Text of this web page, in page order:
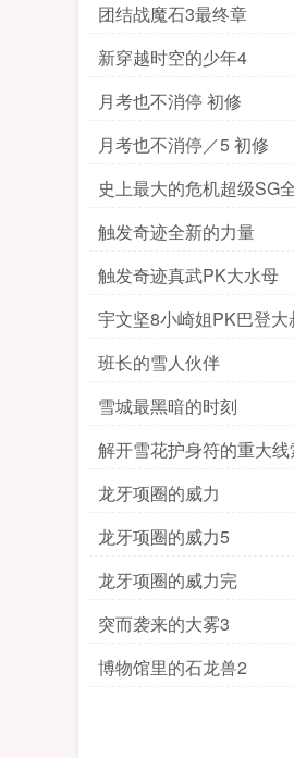
团结战魔石3最终章
新穿越时空的少年4
月考也不消停 初修
月考也不消停／5 初修
史上最大的危机超级SG
触发奇迹全新的力量
触发奇迹真武PK大水母
宇文坚8小崎姐PK巴登大
班长的雪人伙伴
雪城最黑暗的时刻
解开雪花护身符的重大线
龙牙项圈的威力
龙牙项圈的威力5
龙牙项圈的威力完
突而袭来的大雾3
博物馆里的石龙兽2